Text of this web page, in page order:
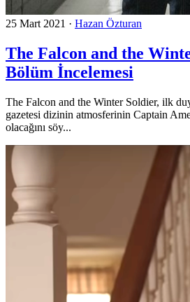
25 Mart 2021 · Hazan Özturan
The Falcon and the
Bölüm İncelemesi
The Falcon and the Winter Soldier, ilk
gazetesi dizinin atmosferinin Captain
olacağını söy...